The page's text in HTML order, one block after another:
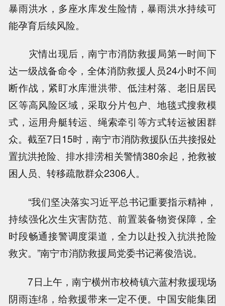
暴雨洪水，多座水库发生险情，暴雨洪水持续可
能孕育后续风险。
灾情出现后，南宁市消防救援局第一时间下
达一级战备命令，全体消防救援人员24小时不间
断作战，紧盯水库泄洪带、低洼村落、老旧居民
区等高风险区域，采取分片包户、地毯式搜救模
式，运用舟艇转运、绳索牵引等方式转运被困群
众。截至7日15时，南宁市消防救援队伍共接报处
置抗洪抢险、排水排涝相关警情380余起，抢救被
困人员、转移疏散群众2306人。
“我们坚决落实习近平总书记重要指示精神，
持续强化次生灾害防范、前置装备物资保障，全
时段畅通接警调度渠道，全力以赴投入抗洪抢险
救灾。”南宁市消防救援局党委书记蒋俊浩说。
7日上午，南宁横州市校椅镇六蓝村救援现场
阴雨连绵，给救援带来一定不便。中国安能集团